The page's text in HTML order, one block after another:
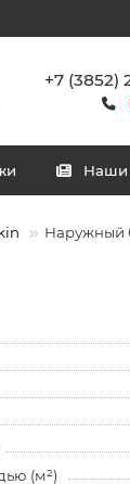
+7 (3852)
Наши
Наружный
(м²)